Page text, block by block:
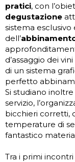
pratici, con
degustazione
sistema
dell’
d’assaggio dei
di un sistema
perfetto
Si studiano
servizio,
bicchieri corretti,
temperature di
fantastico
Tra i primi incontri